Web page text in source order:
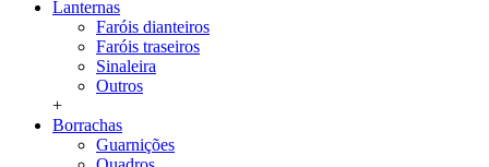
Lanternas
Faróis dianteiros
Faróis traseiros
Sinaleira
Outros
+
Borrachas
Guarnições